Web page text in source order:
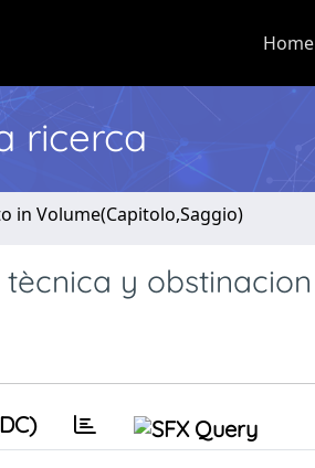
Home
ricerca
in Volume(Capitolo,Saggio)
y obstinacion